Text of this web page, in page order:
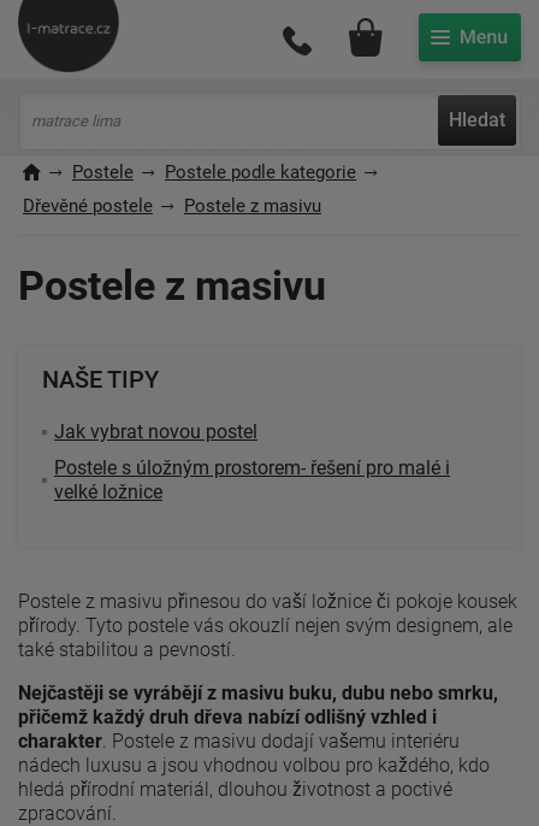
Hledat
Můj účet
Postele
Postele podle kategorie
Dřevěné postele
Postele z masivu
Postele z masivu
NAŠE TIPY
Jak vybrat novou postel
Postele s úložným prostorem- řešení pro malé i
velké ložnice
Postele z masivu přinesou do vaší ložnice či pokoje kousek
přírody. Tyto postele vás okouzlí nejen svým designem, ale
také stabilitou a pevností.
Nejčastěji se vyrábějí z masivu buku, dubu nebo smrku,
přičemž každý druh dřeva nabízí odlišný vzhled i
charakter. Postele z masivu dodají vašemu interiéru
nádech luxusu a jsou vhodnou volbou pro každého, kdo
hledá přírodní materiál, dlouhou životnost a poctivé
zpracování.